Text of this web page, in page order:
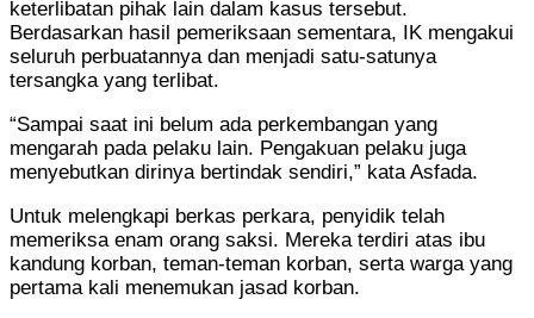
keterlibatan pihak lain dalam kasus tersebut.
Berdasarkan hasil pemeriksaan sementara, IK mengakui
seluruh perbuatannya dan menjadi satu-satunya
tersangka yang terlibat.
“Sampai saat ini belum ada perkembangan yang
mengarah pada pelaku lain. Pengakuan pelaku juga
menyebutkan dirinya bertindak sendiri,” kata Asfada.
Untuk melengkapi berkas perkara, penyidik telah
memeriksa enam orang saksi. Mereka terdiri atas ibu
kandung korban, teman-teman korban, serta warga yang
pertama kali menemukan jasad korban.